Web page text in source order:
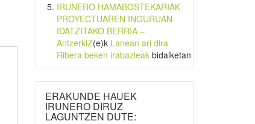
IRUNERO HAMABOSTEKARIAK
PROYECTUAREN INGURUAN
IDATZITAKO BERRIA –
AntzerkiZ(e)k Lanean ari dira
Ribera beken irabazleakbidalketan
ERAKUNDE HAUEK
IRUNERO DIRUZ
LAGUNTZEN DUTE: